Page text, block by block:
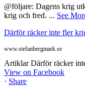
@följare: Dagens krig
krig och fred. ... See
Därför räcker inte fler
www.stefanbergmark.se
Artiklar Därför räcker
View on Facebook
· Share